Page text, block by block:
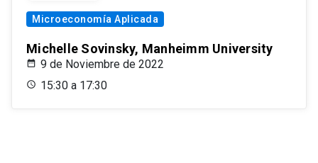
Microeconomía Aplicada
Michelle Sovinsky, Manheimm University
9 de Noviembre de 2022
15:30 a 17:30